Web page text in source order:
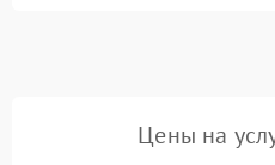
Цены на